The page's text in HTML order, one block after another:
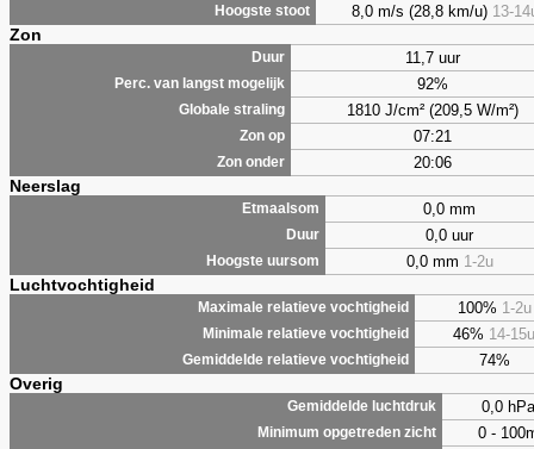
Hoogste stoot 8,0 m/s (28,8 km/u) 13-
Zon
Duur 11,7 uur
Perc. van langst mogelijk 92%
Globale straling 1810 J/cm² (209,5 W/m²)
Zon op 07:21
Zon onder 20:06
Neerslag
Etmaalsom 0,0 mm
Duur 0,0 uur
Hoogste uursom 0,0 mm 1-2u
Luchtvochtigheid
Maximale relatieve vochtigheid 100% 1-2u
Minimale relatieve vochtigheid 46% 14-15u
Gemiddelde relatieve vochtigheid 74%
Overig
Gemiddelde luchtdruk 0,0 hPa
Minimum opgetreden zicht 0 -